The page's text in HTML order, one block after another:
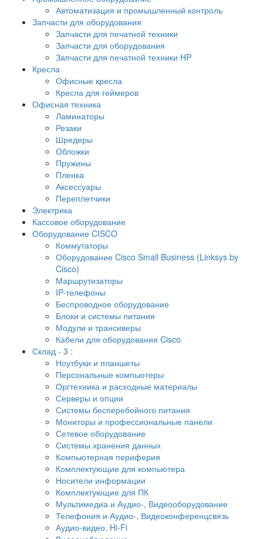
Автоматизация и промышленный контроль
Запчасти для оборудования
Запчасти для печатной техники
Запчасти для оборудования
Запчасти для печатной техники HP
Кресла
Офисные кресла
Кресла для геймеров
Офисная техника
Ламинаторы
Резаки
Шредеры
Обложки
Пружины
Пленка
Аксессуары
Переплетчики
Электрика
Кассовое оборудование
Оборудование CISCO
Коммутаторы
Оборудование Cisco Small Business (Linksys by
Cisco)
Маршрутизаторы
IP-телефоны
Беспроводное оборудование
Блоки и системы питания
Модули и трансиверы
Кабели для оборудования Cisco
Склад - 3 :
Ноутбуки и планшеты
Персональные компьютеры
Оргтехника и расходные материалы
Серверы и опции
Системы бесперебойного питания
Мониторы и профессиональные панели
Сетевое оборудование
Системы хранения данных
Компьютерная периферия
Комплектующие для компьютера
Носители информации
Комплектующие для ПК
Мультимедиа и Аудио-, Видеооборудование
Телефония и Аудио-, Видеоконференцсвязь
Аудио-видео, Hi-Fi